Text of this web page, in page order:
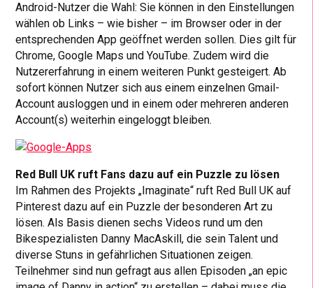
Android-Nutzer die Wahl: Sie können in den Einstellungen
wählen ob Links – wie bisher – im Browser oder in der
entsprechenden App geöffnet werden sollen. Dies gilt für
Chrome, Google Maps und YouTube. Zudem wird die
Nutzererfahrung in einem weiteren Punkt gesteigert. Ab
sofort können Nutzer sich aus einem einzelnen Gmail-
Account ausloggen und in einem oder mehreren anderen
Account(s) weiterhin eingeloggt bleiben.
Red Bull UK ruft Fans dazu auf ein Puzzle zu lösen
Im Rahmen des Projekts „Imaginate“ ruft Red Bull UK auf
Pinterest dazu auf ein Puzzle der besonderen Art zu
lösen. Als Basis dienen sechs Videos rund um den
Bikespezialisten Danny MacAskill, die sein Talent und
diverse Stuns in gefährlichen Situationen zeigen.
Teilnehmer sind nun gefragt aus allen Episoden „an epic